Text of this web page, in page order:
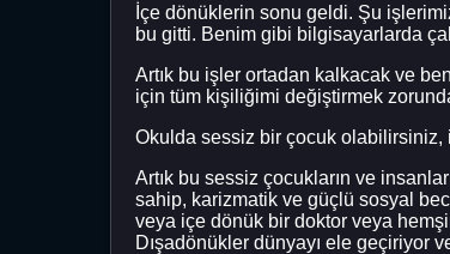
İçe dönüklerin sonu geldi. Şu
bu gitti. Benim gibi bilgisayarlarda
Artık bu işler ortadan kalkacak ve
için tüm kişiliğimi değiştirmek
Okulda sessiz bir çocuk olabilirsiniz,
Artık bu sessiz çocukların ve
sahip, karizmatik ve güçlü sosyal
veya içe dönük bir doktor veya
Dışadönükler dünyayı ele geçiriyor